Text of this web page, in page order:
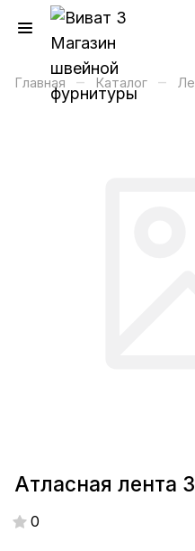
Главная – Каталог –
Атласная лента
0